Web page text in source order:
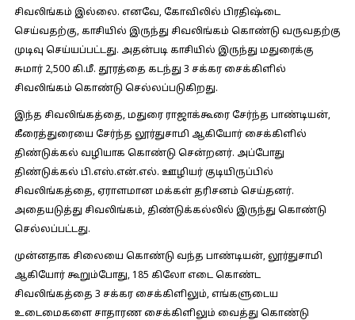
சிவலிங்கம் இல்லை. எனவே, கோவிலில் பிரதிஷ்டை
செய்வதற்கு, காசியில் இருந்து சிவலிங்கம் கொண்டு வருவதற்கு
முடிவு செய்யப்பட்டது. அதன்படி காசியில் இருந்து மதுரைக்கு
சுமார் 2,500 கி.மீ. தூரத்தை கடந்து 3 சக்கர சைக்கிளில்
சிவலிங்கம் கொண்டு செல்லப்படுகிறது.
இந்த சிவலிங்கத்தை, மதுரை ராஜாக்கூரை சேர்ந்த பாண்டியன்,
கீரைத்துரையை சேர்ந்த லூர்துசாமி ஆகியோர் சைக்கிளில்
திண்டுக்கல் வழியாக கொண்டு சென்றனர். அப்போது
திண்டுக்கல் பி.எஸ்.என்.எல். ஊழியர் குடியிருப்பில்
சிவலிங்கத்தை, ஏராளமான மக்கள் தரிசனம் செய்தனர்.
அதையடுத்து சிவலிங்கம், திண்டுக்கல்லில் இருந்து கொண்டு
செல்லப்பட்டது.
முன்னதாக சிலையை கொண்டு வந்த பாண்டியன், லூர்துசாமி
ஆகியோர் கூறும்போது, 185 கிலோ எடை கொண்ட
சிவலிங்கத்தை 3 சக்கர சைக்கிளிலும், எங்களுடைய
உடைமைகளை சாதாரண சைக்கிளிலும் வைத்து கொண்டு